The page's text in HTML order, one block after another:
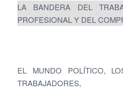
LA BANDERA DEL
PROFESIONAL Y DEL
EL MUNDO POLÍTICO,
TRABAJADORES,